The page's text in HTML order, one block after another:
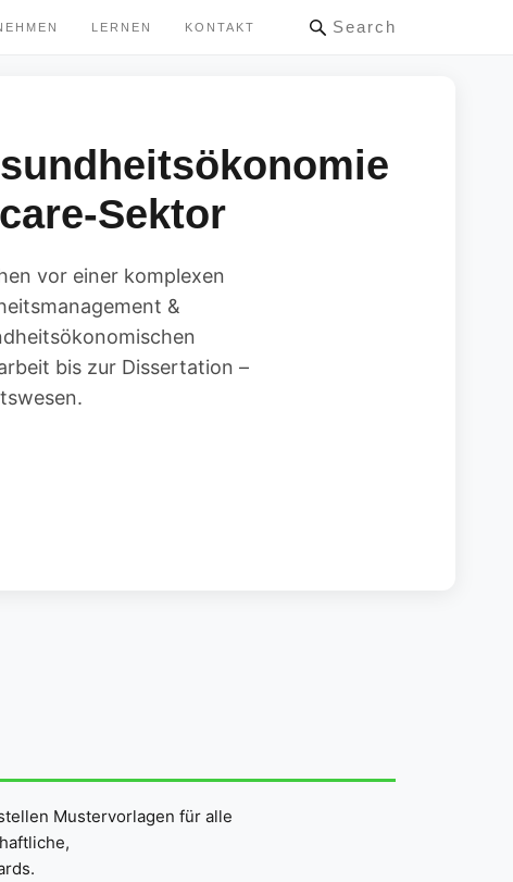
LERNEN KONTAKT Search
Sektor
vor einer komplexen
&
bis zur Dissertation –
Mustervorlagen für alle